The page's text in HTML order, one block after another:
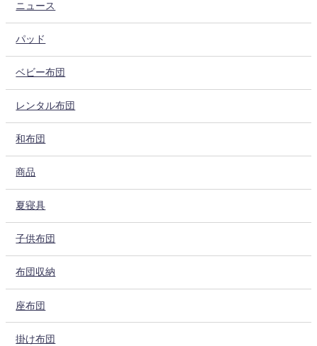
ニュース
パッド
ベビー布団
レンタル布団
和布団
商品
夏寝具
子供布団
布団収納
座布団
掛け布団